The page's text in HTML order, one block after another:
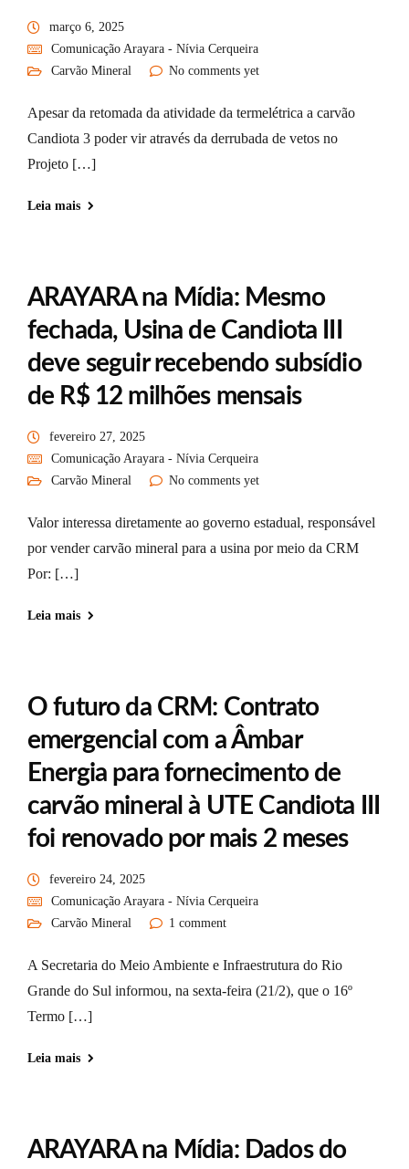
março 6, 2025
Comunicação Arayara - Nívia Cerqueira
Carvão Mineral
No comments yet
Apesar da retomada da atividade da termelétrica a carvão
Candiota 3 poder vir através da derrubada de vetos no
Projeto […]
Leia mais
ARAYARA na Mídia: Mesmo
fechada, Usina de Candiota III
deve seguir recebendo subsídio
de R$ 12 milhões mensais
fevereiro 27, 2025
Comunicação Arayara - Nívia Cerqueira
Carvão Mineral
No comments yet
Valor interessa diretamente ao governo estadual, responsável
por vender carvão mineral para a usina por meio da CRM
Por: […]
Leia mais
O futuro da CRM: Contrato
emergencial com a Âmbar
Energia para fornecimento de
carvão mineral à UTE Candiota III
foi renovado por mais 2 meses
fevereiro 24, 2025
Comunicação Arayara - Nívia Cerqueira
Carvão Mineral
1 comment
A Secretaria do Meio Ambiente e Infraestrutura do Rio
Grande do Sul informou, na sexta-feira (21/2), que o 16º
Termo […]
Leia mais
ARAYARA na Mídia: Dados do